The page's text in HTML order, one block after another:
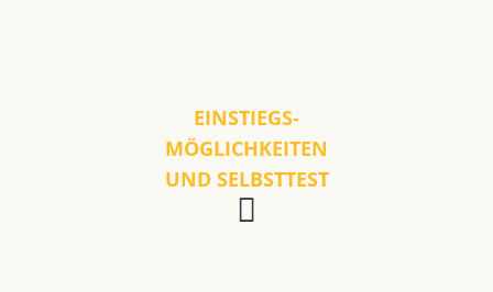
EINSTIEGS-
MÖGLICHKEITEN
UND SELBSTTEST